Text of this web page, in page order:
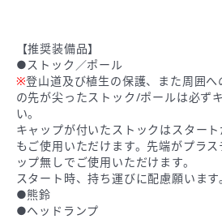
【推奨装備品】
●ストック／ポール
※登山道及び植生の保護、また周囲
の先が尖ったストック/ポールは必ず
い。
キャップが付いたストックはスター
もご使用いただけます。先端がプラ
ップ無しでご使用いただけます。
スタート時、持ち運びに配慮願います
●熊鈴
●ヘッドランプ